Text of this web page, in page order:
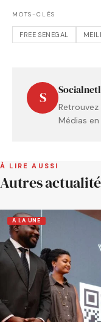
MOTS-CLÉS
FREE SENEGAL
S
Médias
À LIRE AUSSI
Autres
A LA UNE